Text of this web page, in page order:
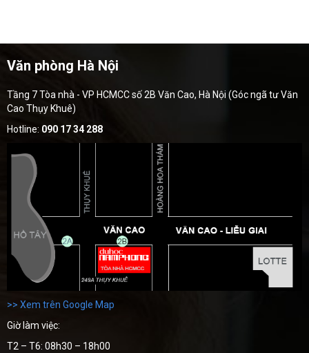
Văn phòng Hà Nội
Tầng 7 Tòa nhà - VP HCMCC số 2B Văn Cao, Hà Nội (Góc ngã tư Văn
Cao Thụy Khuê)
Hotline: 090 17 34 288
>> Xem trên Google Map
Giờ làm việc:
T2 – T6: 08h30 – 18h00